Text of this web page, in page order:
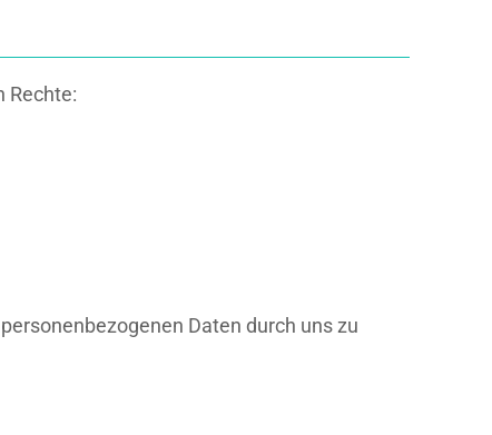
Rechte:
Daten durch uns zu